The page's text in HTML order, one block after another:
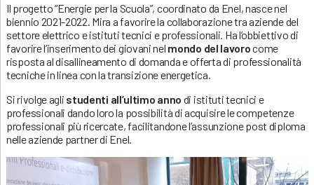
Il progetto “Energie per la Scuola”, coordinato da Enel, nasce nel
biennio 2021-2022. Mira a favorire la collaborazione tra aziende del
settore elettrico e istituti tecnici e professionali. Ha l’obbiettivo di
favorire l’inserimento dei giovani nel mondo del lavorocome
risposta al disallineamento di domanda e offerta di professionalità
tecniche in linea con la transizione energetica.
Si rivolge agli studenti all’ultimo anno di istituti tecnici e
professionali dando loro la possibilità di acquisire le competenze
professionali più ricercate, facilitandone l’assunzione post diploma
nelle aziende partner di Enel.